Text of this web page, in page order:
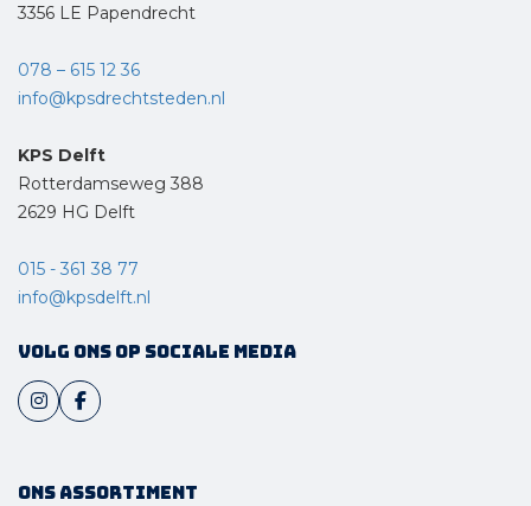
3356 LE Papendrecht
078 – 615 12 36
info@kpsdrechtsteden.nl
KPS Delft
Rotterdamseweg 388
2629 HG Delft
015 - 361 38 77
info@kpsdelft.nl
Volg ons op sociale media
Ons assortiment